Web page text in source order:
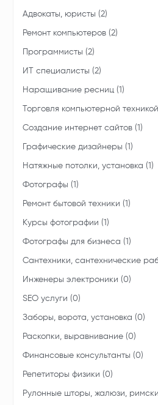
Адвокаты, юристы (2)
Ремонт компьютеров (2)
Программисты (2)
ИТ специалисты (2)
Наращивание ресниц (1)
Торговля компьютерной техникой
Создание интернет сайтов (1)
Графические дизайнеры (1)
Натяжные потолки, установка (1)
Фотографы (1)
Ремонт бытовой техники (1)
Курсы фотографии (1)
Фотографы для бизнеса (1)
Сантехники, сантехнические
Инженеры электроники (0)
SEO услуги (0)
Заборы, ворота, установка (0)
Раскопки, выравнивание (0)
Финансовые консультанты (0)
Репетиторы физики (0)
Рулонные шторы, жалюзи,